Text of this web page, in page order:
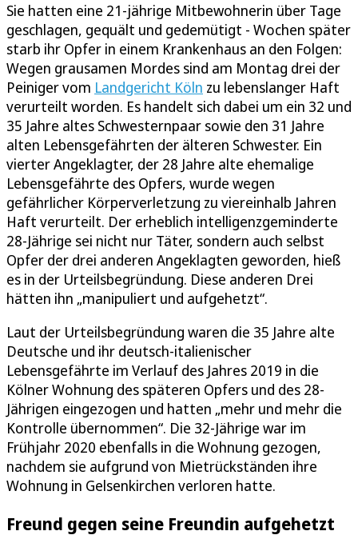
Sie hatten eine 21-jährige Mitbewohnerin über Tage
geschlagen, gequält und gedemütigt - Wochen später
starb ihr Opfer in einem Krankenhaus an den Folgen:
Wegen grausamen Mordes sind am Montag drei der
Peiniger vom Landgericht Köln zu lebenslanger Haft
verurteilt worden. Es handelt sich dabei um ein 32 und
35 Jahre altes Schwesternpaar sowie den 31 Jahre
alten Lebensgefährten der älteren Schwester. Ein
vierter Angeklagter, der 28 Jahre alte ehemalige
Lebensgefährte des Opfers, wurde wegen
gefährlicher Körperverletzung zu viereinhalb Jahren
Haft verurteilt. Der erheblich intelligenzgeminderte
28-Jährige sei nicht nur Täter, sondern auch selbst
Opfer der drei anderen Angeklagten geworden, hieß
es in der Urteilsbegründung. Diese anderen Drei
hätten ihn „manipuliert und aufgehetzt“.
Laut der Urteilsbegründung waren die 35 Jahre alte
Deutsche und ihr deutsch-italienischer
Lebensgefährte im Verlauf des Jahres 2019 in die
Kölner Wohnung des späteren Opfers und des 28-
Jährigen eingezogen und hatten „mehr und mehr die
Kontrolle übernommen“. Die 32-Jährige war im
Frühjahr 2020 ebenfalls in die Wohnung gezogen,
nachdem sie aufgrund von Mietrückständen ihre
Wohnung in Gelsenkirchen verloren hatte.
Freund gegen seine Freundin aufgehetzt